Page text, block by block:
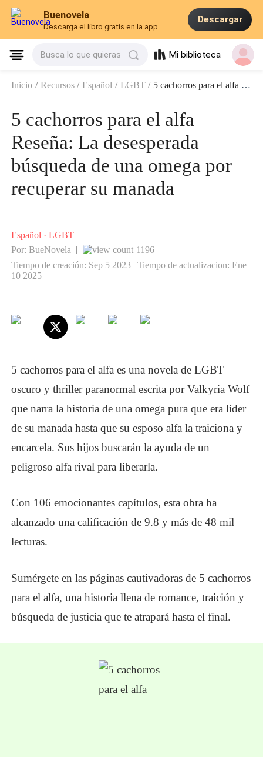
Buenovela
Descarga el libro gratis en la app
Descargar
Busca lo que quieras Mi biblioteca
Inicio / Recursos / Español / LGBT / 5 cachorros para el alfa Reseña: La desesperada búsqueda de una omega por recuperar su manada
5 cachorros para el alfa
Reseña: La desesperada
búsqueda de una omega por
recuperar su manada
Español ·LGBT
Por: BueNovela
1196
Tiempo de creación: Sep 5 2023 | Tiempo de actualizacion: Ene
10 2025
5 cachorros para el alfa es una novela deLGBT
oscuro y thriller paranormal escrita por Valkyria Wolf
que narra la historia de una omega pura que era líder
de su manada hasta que su esposo alfa la traiciona y
encarcela. Sus hijos buscarán la ayuda de un
peligroso alfa rival para liberarla.
Con 106 emocionantes capítulos, esta obra ha
alcanzado una calificación de 9.8 y más de 48 mil
lecturas.
Sumérgete en las páginas cautivadoras de 5 cachorros
para el alfa, una historia llena de romance, traición y
búsqueda de justicia que te atrapará hasta el final.